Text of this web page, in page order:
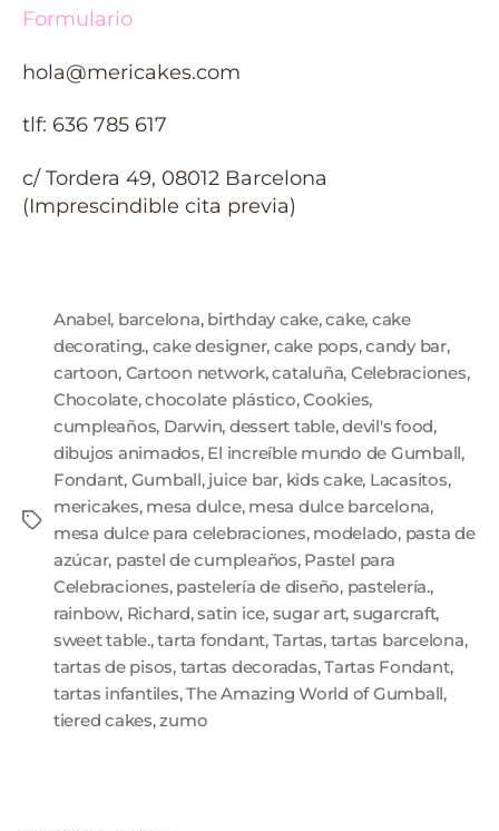
Formulario
hola@mericakes.com
tlf: 636 785 617
c/ Tordera 49, 08012 Barcelona
(Imprescindible cita previa)
Anabel, barcelona, birthday cake,cake, cake
decorating., cake designer, cake pops,candy bar,
cartoon, Cartoon network,cataluña, Celebraciones,
Chocolate,chocolate plástico,Cookies,
cumpleaños, Darwin, dessert table,devil's food,
dibujos animados, El increíble mundo de Gumball,
Fondant, Gumball, juice bar, kids cake, Lacasitos,
mericakes, mesa dulce, mesa dulce barcelona,
mesa dulce para celebraciones, modelado, pasta de
azúcar, pastel de cumpleaños, Pastel para
Celebraciones, pastelería de diseño, pastelería.,
rainbow, Richard,satin ice, sugar art, sugarcraft,
sweet table.,tarta fondant, Tartas, tartas barcelona,
tartas de pisos, tartas decoradas,Tartas Fondant,
tartas infantiles,The Amazing World of Gumball,
tiered cakes,zumo